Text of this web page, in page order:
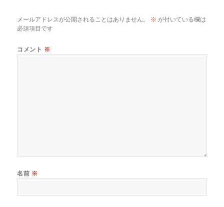
メールアドレスが公開されることはありません。 ※ が付いている欄は
必須項目です
コメント ※
名前 ※